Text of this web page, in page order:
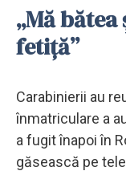
„Mă bătea
fetiță”
Carabinierii au
înmatriculare a
a fugit înapoi în
găsească pe